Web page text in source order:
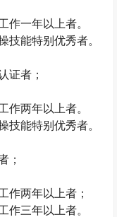
作一年以上者。
技能特别优秀者。
证者；
作两年以上者。
技能特别优秀者。
；
作两年以上者；
作三年以上者。